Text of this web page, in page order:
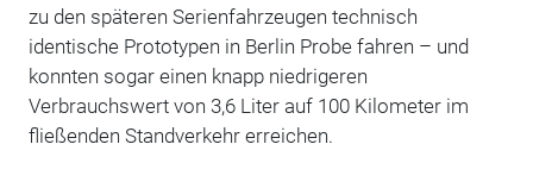
zu den späteren Serienfahrzeugen technisch
identische Prototypen in Berlin Probe fahren – und
konnten sogar einen knapp niedrigeren
Verbrauchswert von 3,6 Liter auf 100 Kilometer im
fließenden Standverkehr erreichen.